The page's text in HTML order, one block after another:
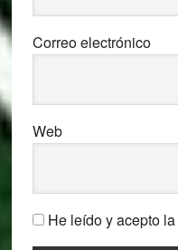
Correo electrónico
Web
He leído y acepto la